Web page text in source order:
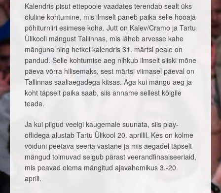
Kalendris pisut ettepoole vaadates terendab sealt üks
oluline kohtumine, mis ilmselt paneb paika selle hooaja
põhiturniiri esimese koha. Jutt on Kalev/Cramo ja Tartu
Ülikooli mängust Tallinnas, mis läheb arvesse kahe
mänguna ning hetkel kalendris 31. märtsi peale on
pandud. Selle kohtumise aeg nihkub ilmselt siiski mõne
päeva võrra hilisemaks, sest märtsi viimasel päeval on
Tallinnas saaliaegadega kitsas. Aga kui mängu aeg ja
koht täpselt paika saab, siis anname sellest kõigile
teada.
Ja kui pilgud veelgi kaugemale suunata, siis play-
offidega alustab Tartu Ülikool 20. aprillil. Kes on kolme
võiduni peetava seeria vastane ja mis aegadel täpselt
mängud toimuvad selgub pärast veerandfinaalseeriaid,
mis peavad olema mängitud ajavahemikus 3.-20.
aprill.